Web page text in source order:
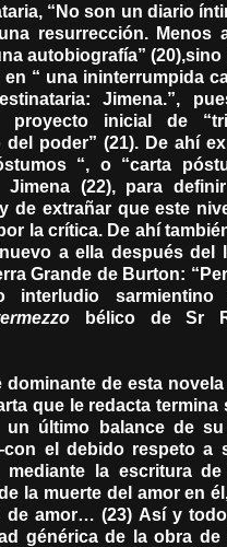
“No son un diario
resurrección. Menos
autobiografía”
“ una ininterrumpida
Jimena.”,
proyecto inicial de
del poder” (21). De ahí
“, o “carta
Jimena (22), para
de extrañar que este
la crítica. De ahí
a ella después del
Grande de Burton:
interludio
bélico de Sr
dominante de esta
que le redacta
un último balance de
el debido respeto a
mediante la escritura
la muerte del amor en
de amor… (23) Así y
générica de la obra